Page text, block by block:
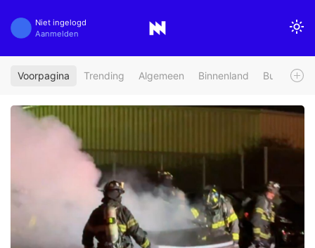
Niet ingelogd
Aanmelden
Voorpagina Trending Algemeen Binnenland Buitenland